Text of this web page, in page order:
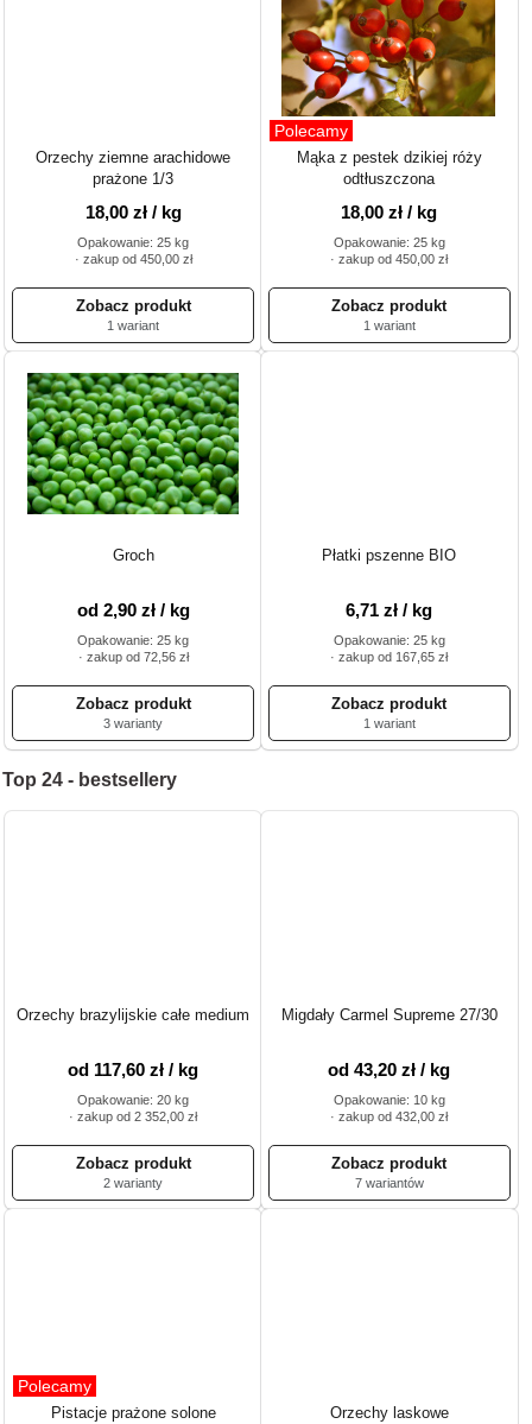
Orzechy ziemne arachidowe
prażone 1/3
18,00 zł / kg
Opakowanie: 25 kg
· zakup od 450,00 zł
1 wariant
Polecamy
Mąka z pestek dzikiej róży
odtłuszczona
18,00 zł / kg
Opakowanie: 25 kg
· zakup od 450,00 zł
1 wariant
Groch
od 2,90 zł / kg
Opakowanie: 25 kg
· zakup od 72,56 zł
3 warianty
Płatki pszenne BIO
6,71 zł / kg
Opakowanie: 25 kg
· zakup od 167,65 zł
1 wariant
Top 24 - bestsellery
Orzechy brazylijskie całe medium
od 117,60 zł / kg
Opakowanie: 20 kg
· zakup od 2 352,00 zł
2 warianty
Migdały Carmel Supreme 27/30
od 43,20 zł / kg
Opakowanie: 10 kg
· zakup od 432,00 zł
7 wariantów
Polecamy
Pistacje prażone solone
Orzechy laskowe